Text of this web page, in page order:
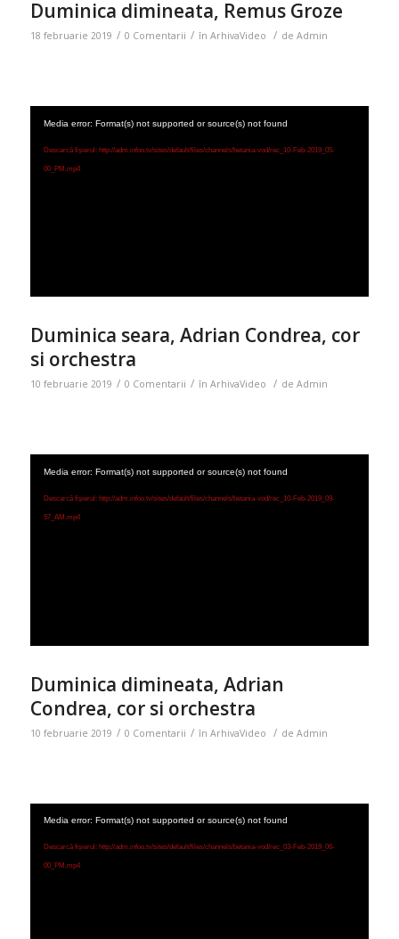
Duminica dimineata, Remus Groze
18 februarie 2019 / 0 Comentarii / în ArhivaVideo / de Admin
Media error: Format(s) not supported or source(s) not found
Descarcă fișierul: http://adm.infoo.tv/sites/default/files/channels/betania-vod/rec_10-Feb-2019_05-
00_PM.mp4
Duminica seara, Adrian Condrea, cor
si orchestra
10 februarie 2019 / 0 Comentarii / în ArhivaVideo / de Admin
Media error: Format(s) not supported or source(s) not found
Descarcă fișierul: http://adm.infoo.tv/sites/default/files/channels/betania-vod/rec_10-Feb-2019_09-
57_AM.mp4
Duminica dimineata, Adrian
Condrea, cor si orchestra
10 februarie 2019 / 0 Comentarii / în ArhivaVideo / de Admin
Media error: Format(s) not supported or source(s) not found
Descarcă fișierul: http://adm.infoo.tv/sites/default/files/channels/betania-vod/rec_03-Feb-2019_06-
00_PM.mp4